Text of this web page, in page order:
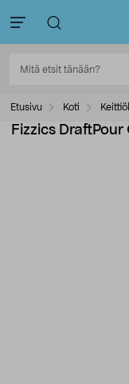
Etusivu Koti
Fizzics